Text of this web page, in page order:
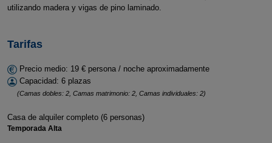
utilizando madera y vigas de pino laminado.
Tarifas
Precio medio: 19 € persona / noche aproximadamente
Capacidad: 6 plazas
(Camas dobles: 2, Camas matrimonio: 2, Camas individuales: 2)
Casa de alquiler completo (6 personas)
Temporada Alta